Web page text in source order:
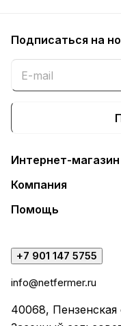
Подписаться на
Интернет-магазин
Компания
Помощь
+7 901 147 5755
info@netfermer.ru
40068,